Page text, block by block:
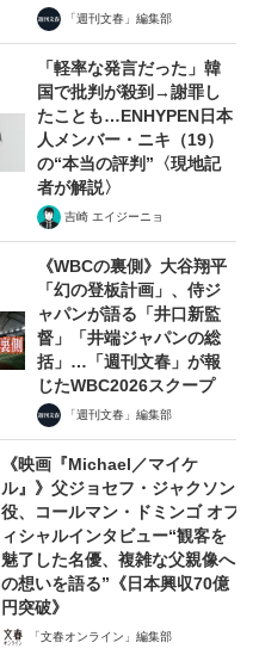
「週刊文春」編集部
「軽率な発言だった」韓
国で批判が殺到→謝罪し
たことも…ENHYPEN日本
人メンバー・ニキ（19）
の“本当の評判”〈現地記
者が解説〉
吉崎 エイジーニョ
《WBCの裏側》大谷翔平
「幻の登板計画」、侍ジ
ャパンが語る「井口新監
督」「井端ジャパンの総
括」…「週刊文春」が報
じたWBC2026スクープ
「週刊文春」編集部
《映画『Michael／マイケ
ル』》父ジョセフ・ジャクソン
役、コールマン・ドミンゴ オフ
ィシャルインタビュー“観客を
魅了した名優、複雑な父親像へ
の想いを語る”《日本興収70億
円突破》
「文春オンライン」編集部